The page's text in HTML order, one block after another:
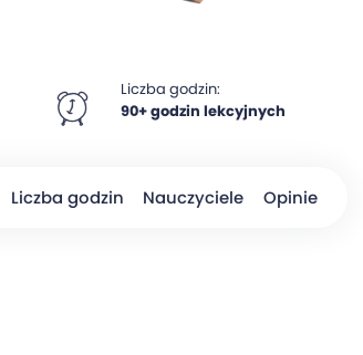
Liczba godzin:
90+ godzin lekcyjnych
Liczba godzin Nauczyciele Opinie